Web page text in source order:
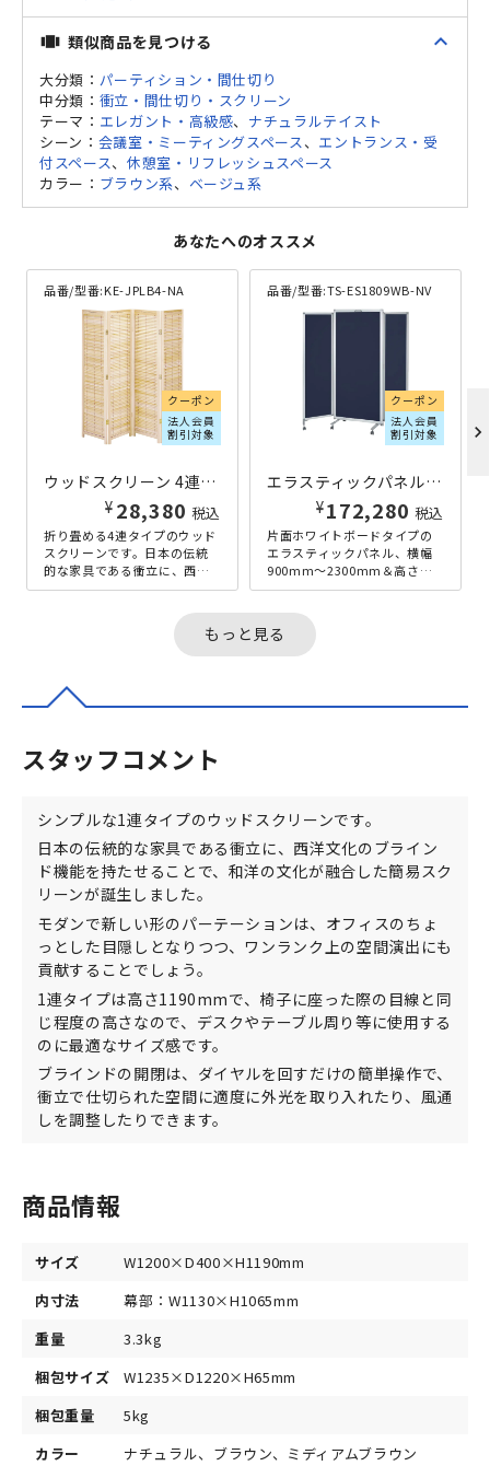
view_carousel 類似商品を見つける expand_less
大分類： パーティション・間仕切り
中分類： 衝立・間仕切り・スクリーン
テーマ： エレガント・高級感、 ナチュラルテイスト
シーン： 会議室・ミーティングスペース 、 エントランス・受
付スペース、 休憩室・リフレッシュスペース
カラー： ブラウン系、 ベージュ系
あなたへのオススメ
品番/型番:KE-JPLB4-NA
クーポン
法人会員
割引対象
ウッドスクリーン 4連タイプ W1800×D25×H1720 ナチュラル
¥ 28,380 税込
折り畳める4連タイプのウッド
スクリーンです。日本の伝統
的な家具である衝立に、西洋
文化のブラインド機能を持た
品番/型番:TS-ES1809WB-NV
クーポン
法人会員
割引対象
エラスティックパネル 片面ホワイトボードタイプ W900-2300×D524×H1800 ネイビーブルー
¥172,280 税込
片面ホワイトボードタイプの
エラスティックパネル、横幅
900mm～2300mm＆高さ
1800mmサイズです。この一
chevron_right
もっと見る
スタッフコメント
シンプルな1連タイプのウッドスクリーンです。
日本の伝統的な家具である衝立に、西洋文化のブライン
ド機能を持たせることで、和洋の文化が融合した簡易スク
リーンが誕生しました。
モダンで新しい形のパーテーションは、オフィスのちょ
っとした目隠しとなりつつ、ワンランク上の空間演出にも
貢献することでしょう。
1連タイプは高さ1190mmで、椅子に座った際の目線と同
じ程度の高さなので、デスクやテーブル周り等に使用する
のに最適なサイズ感です。
ブラインドの開閉は、ダイヤルを回すだけの簡単操作で、
衝立で仕切られた空間に適度に外光を取り入れたり、風通
しを調整したりできます。
商品情報
サイズ
W1200×D400×H1190mm
内寸法
幕部：W1130×H1065mm
重量
3.3kg
梱包サイズ
W1235×D1220×H65mm
梱包重量
5kg
カラー
ナチュラル、ブラウン、ミディアムブラウン